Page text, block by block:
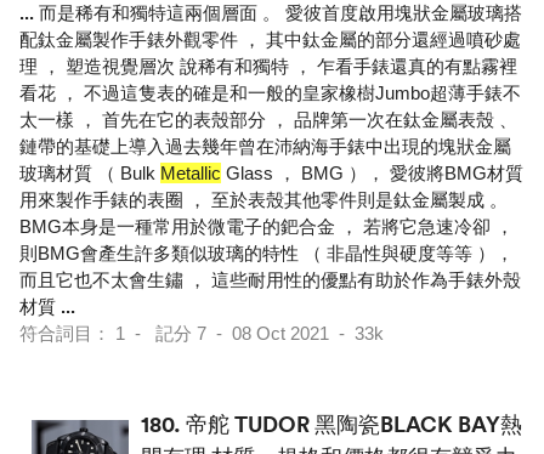
... 而是稀有和獨特這兩個層面 。 愛彼首度啟用塊狀金屬玻璃搭
配鈦金屬製作手錶外觀零件 ， 其中鈦金屬的部分還經過噴砂處
理 ， 塑造視覺層次 說稀有和獨特 ， 乍看手錶還真的有點霧裡
看花 ， 不過這隻表的確是和一般的皇家橡樹Jumbo超薄手錶不
太一樣 ， 首先在它的表殼部分 ， 品牌第一次在鈦金屬表殼 、
鏈帶的基礎上導入過去幾年曾在沛納海手錶中出現的塊狀金屬
玻璃材質 （ Bulk Metallic Glass ， BMG ）， 愛彼將BMG材質
用來製作手錶的表圈 ， 至於表殼其他零件則是鈦金屬製成 。
BMG本身是一種常用於微電子的鈀合金 ， 若將它急速冷卻 ，
則BMG會產生許多類似玻璃的特性 （ 非晶性與硬度等等 ），
而且它也不太會生鏽 ， 這些耐用性的優點有助於作為手錶外殼
材質 ...
符合詞目： 1 - 記分 7 - 08 Oct 2021 - 33k
180. 帝舵 TUDOR 黑陶瓷BLACK BAY熱